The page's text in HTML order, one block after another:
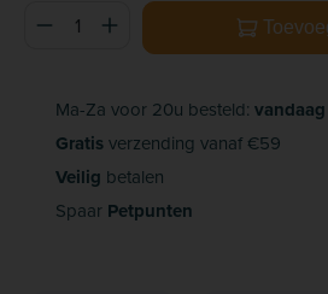
Producthoeveelheid: Voer de
Ma-Za voor 20u besteld:
Gratisverzending vanaf €59
Veilig betalen
Spaar Petpunten